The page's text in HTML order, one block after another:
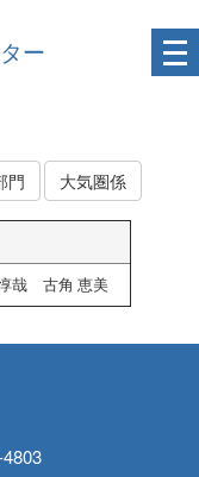
ー
門 大気圏係
哉 古角 恵美